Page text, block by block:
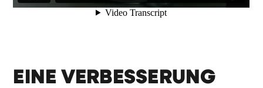
EINE VERBESSERUNG